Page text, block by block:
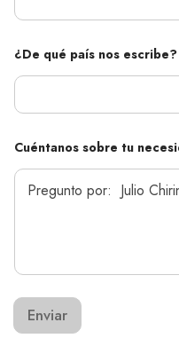
¿De qué país nos escribe?
Cuéntanos sobre tu
Enviar